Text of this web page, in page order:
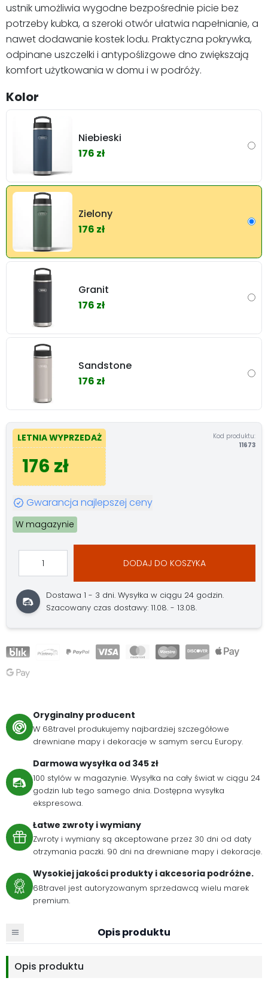
ustnik umożliwia wygodne bezpośrednie picie bez
potrzeby kubka, a szeroki otwór ułatwia napełnianie, a
nawet dodawanie kostek lodu. Praktyczna pokrywka,
odpinane uszczelki i antypoślizgowe dno zwiększają
komfort użytkowania w domu i w podróży.
Kolor
Niebieski
176 zł
Zielony
176 zł
Granit
176 zł
Sandstone
176 zł
LETNIA WYPRZEDAŻ
176 zł
Kod produktu:
11673
Gwarancja najlepszej ceny
W magazynie
DODAJ DO KOSZYKA
Dostawa 1 - 3 dni.Wysyłka w ciągu 24 godzin.
Szacowany czas dostawy: 11.08. - 13.08.
Oryginalny producent
W 68travel produkujemy najbardziej szczegółowe
drewniane mapy i dekoracje w samym sercu Europy.
Darmowa wysyłka od 345 zł
100 stylów w magazynie. Wysyłka na cały świat w ciągu 24
godzin lub tego samego dnia. Dostępna wysyłka
ekspresowa.
Łatwe zwroty i wymiany
Zwroty i wymiany są akceptowane przez 30 dni od daty
otrzymania paczki. 90 dni na drewniane mapy i dekoracje.
Wysokiej jakości produkty i akcesoria podróżne.
68travel jest autoryzowanym sprzedawcą wielu marek
premium.
Opis produktu
Opis produktu